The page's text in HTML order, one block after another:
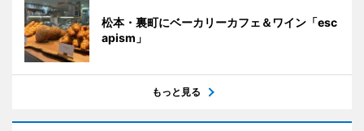
松本・裏町にベーカリーカフェ＆ワイン「esc
apism」
もっと見る